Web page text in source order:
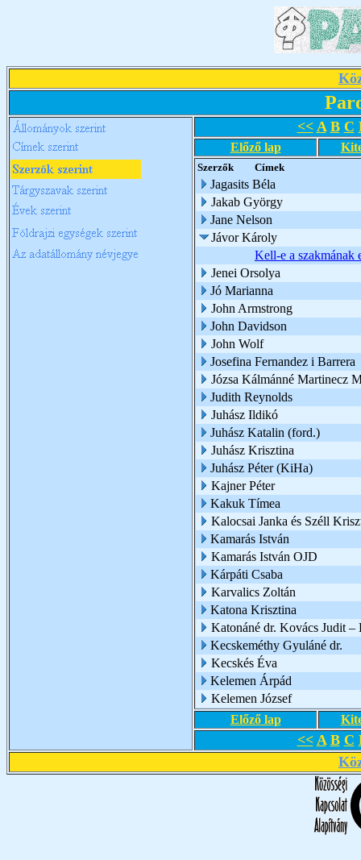
<< A B C
Előző lap
Szerzők Címek
Jagasits Béla
Jakab György
Jane Nelson
Jávor Károly
Kell-e a szakmának
Jenei Orsolya
Jó Marianna
John Armstrong
John Davidson
John Wolf
Josefina Fernandez i Barrera
Józsa Kálmánné Martinecz
Judith Reynolds
Juhász Ildikó
Juhász Katalin (ford.)
Juhász Krisztina
Juhász Péter (KiHa)
Kajner Péter
Kakuk Tímea
Kalocsai Janka és Széll
Kamarás István
Kamarás István OJD
Kárpáti Csaba
Karvalics Zoltán
Katona Krisztina
Katonáné dr. Kovács Judit
Kecskeméthy Gyuláné dr.
Kecskés Éva
Kelemen Árpád
Kelemen József
Előző lap
<< A B C